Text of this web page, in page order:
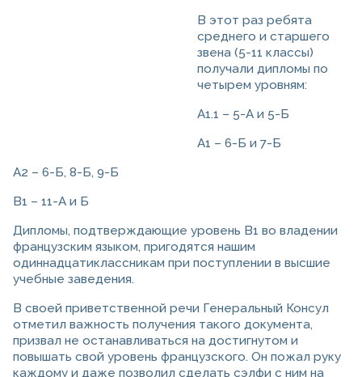
В этот раз ребята
среднего и старшего
звена (5-11 классы)
получали дипломы по
четырем уровням:
А1.1 – 5-А и 5-Б
А1 – 6-Б и 7-Б
А2 – 6-Б, 8-Б, 9-Б
В1 – 11-А и Б
Дипломы, подтверждающие уровень В1 во владении
французским языком, пригодятся нашим
одиннадцатиклассникам при поступлении в высшие
учебные заведения.
В своей приветственной речи Генеральный Консул
отметил важность получения такого документа,
призвал не останавливаться на достигнутом и
повышать свой уровень французского. Он пожал руку
каждому и даже позволил сделать сэлфи с ним на